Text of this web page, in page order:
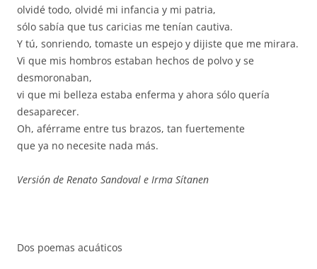
olvidé todo, olvidé mi infancia y mi patria,
sólo sabía que tus caricias me tenían cautiva.
Y tú, sonriendo, tomaste un espejo y dijiste que me mirara.
Vi que mis hombros estaban hechos de polvo y se
desmoronaban,
vi que mi belleza estaba enferma y ahora sólo quería
desaparecer.
Oh, aférrame entre tus brazos, tan fuertemente
que ya no necesite nada más.
Versión de Renato Sandoval e Irma Sítanen
Dos poemas acuáticos